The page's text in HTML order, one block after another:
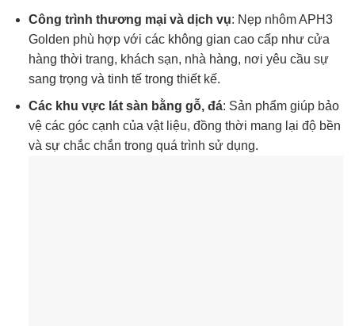
Công trình thương mại và dịch vụ: Nẹp nhôm APH3
Golden phù hợp với các không gian cao cấp như cửa
hàng thời trang, khách sạn, nhà hàng, nơi yêu cầu sự
sang trọng và tinh tế trong thiết kế.
Các khu vực lát sàn bằng gỗ, đá: Sản phẩm giúp bảo
vệ các góc cạnh của vật liệu, đồng thời mang lại độ bền
và sự chắc chắn trong quá trình sử dụng.